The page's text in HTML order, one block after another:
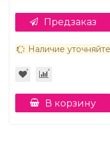
Предзаказ
Наличие
В корзину